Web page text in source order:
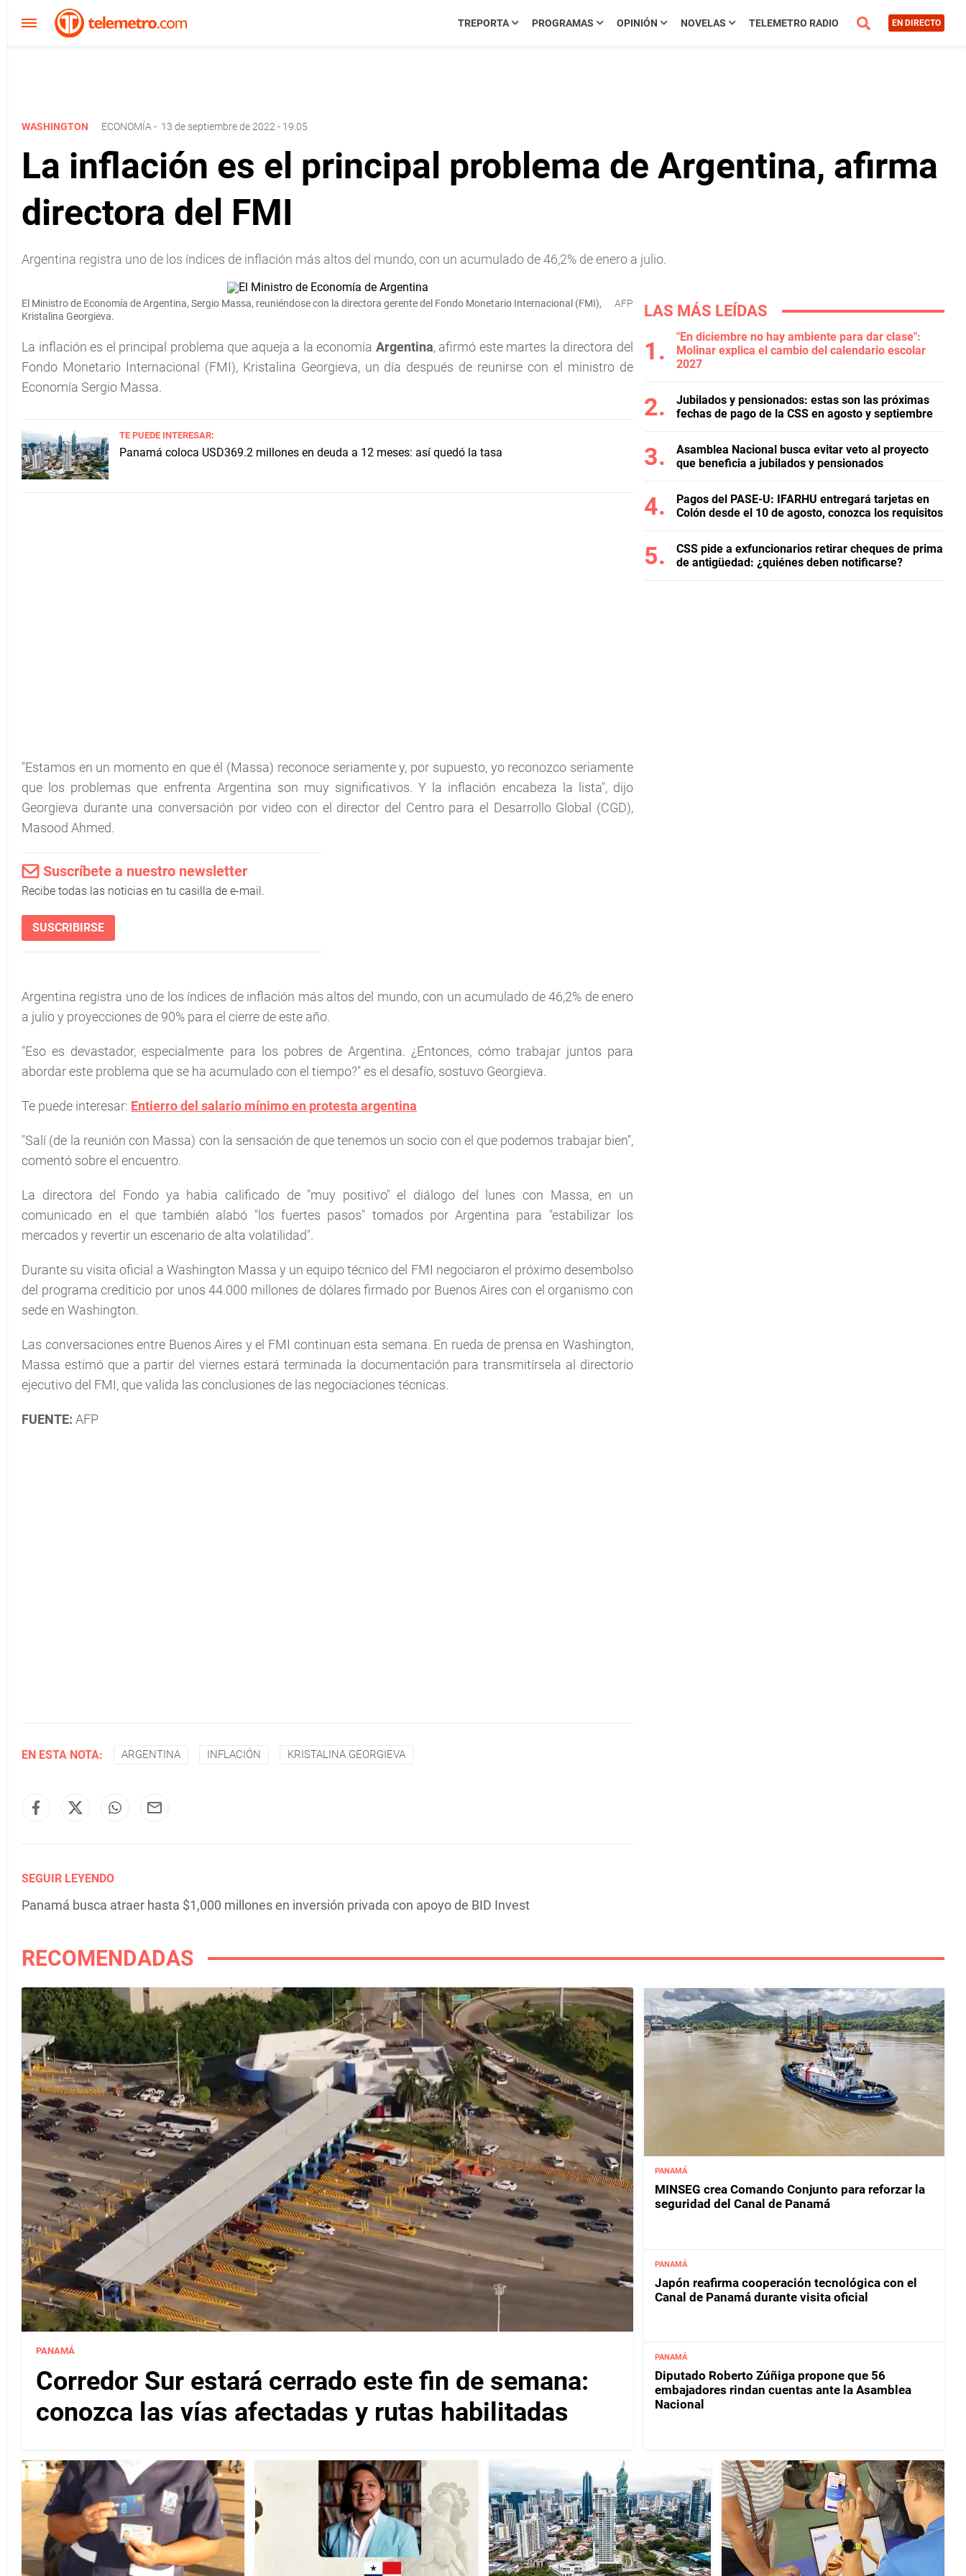
TREPORTA PROGRAMAS OPINIÓN NOVELAS TELEMETRO RADIO EN DIRECTO
WASHINGTON ECONOMÍA - 13 de septiembre de 2022 - 19:05
La inflación es el principal problema de Argentina, afirma
directora del FMI
Argentina registra uno de los índices de inflación más altos del mundo, con un acumulado de 46,2% de enero a julio.
El Ministro de Economía de Argentina, Sergio Massa, reuniéndose con la directora gerente del Fondo Monetario Internacional (FMI),
Kristalina Georgieva.
AFP
La inflación es el principal problema que aqueja a la economía Argentina, afirmó este martes la directora del
Fondo Monetario Internacional (FMI), Kristalina Georgieva, un día después de reunirse con el ministro de
Economía Sergio Massa.
TE PUEDE INTERESAR:
Panamá coloca USD369.2 millones en deuda a 12 meses: así quedó la tasa
"Estamos en un momento en que él (Massa) reconoce seriamente y, por supuesto, yo reconozco seriamente
que los problemas que enfrenta Argentina son muy significativos. Y la inflación encabeza la lista", dijo
Georgieva durante una conversación por video con el director del Centro para el Desarrollo Global (CGD),
Masood Ahmed.
Suscríbete a nuestro newsletter
Recibe todas las noticias en tu casilla de e-mail.
SUSCRIBIRSE
Argentina registra uno de los índices de inflación más altos del mundo, con un acumulado de 46,2% de enero
a julio y proyecciones de 90% para el cierre de este año.
"Eso es devastador, especialmente para los pobres de Argentina. ¿Entonces, cómo trabajar juntos para
abordar este problema que se ha acumulado con el tiempo?" es el desafío, sostuvo Georgieva.
Te puede interesar: Entierro del salario mínimo en protesta argentina
"Salí (de la reunión con Massa) con la sensación de que tenemos un socio con el que podemos trabajar bien",
comentó sobre el encuentro.
La directora del Fondo ya habia calificado de "muy positivo" el diálogo del lunes con Massa, en un
comunicado en el que también alabó "los fuertes pasos" tomados por Argentina para "estabilizar los
mercados y revertir un escenario de alta volatilidad".
Durante su visita oficial a Washington Massa y un equipo técnico del FMI negociaron el próximo desembolso
del programa crediticio por unos 44.000 millones de dólares firmado por Buenos Aires con el organismo con
sede en Washington.
Las conversaciones entre Buenos Aires y el FMI continuan esta semana. En rueda de prensa en Washington,
Massa estimó que a partir del viernes estará terminada la documentación para transmitírsela al directorio
ejecutivo del FMI, que valida las conclusiones de las negociaciones técnicas.
FUENTE: AFP
EN ESTA NOTA: ARGENTINA INFLACIÓN KRISTALINA GEORGIEVA
SEGUIR LEYENDO
Panamá busca atraer hasta $1,000 millones en inversión privada con apoyo de BID Invest
LAS MÁS LEÍDAS
"En diciembre no hay ambiente para dar clase":
Molinar explica el cambio del calendario escolar
2027
Jubilados y pensionados: estas son las próximas
fechas de pago de la CSS en agosto y septiembre
Asamblea Nacional busca evitar veto al proyecto
que beneficia a jubilados y pensionados
Pagos del PASE-U: IFARHU entregará tarjetas en
Colón desde el 10 de agosto, conozca los requisitos
CSS pide a exfuncionarios retirar cheques de prima
de antigüedad: ¿quiénes deben notificarse?
RECOMENDADAS
PANAMÁ
Corredor Sur estará cerrado este fin de semana:
conozca las vías afectadas y rutas habilitadas
PANAMÁ
MINSEG crea Comando Conjunto para reforzar la
seguridad del Canal de Panamá
PANAMÁ
Japón reafirma cooperación tecnológica con el
Canal de Panamá durante visita oficial
PANAMÁ
Diputado Roberto Zúñiga propone que 56
embajadores rindan cuentas ante la Asamblea
Nacional